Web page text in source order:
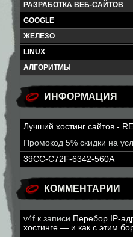
РАЗРАБОТКА ВЕБ-САЙТОВ
GOOGLE
ЖЕЛЕЗО
LINUX
АЛГОРИТМЫ
ИНФОРМАЦИЯ
Лучший хостинг сайтов -
Промокод 5% скидки на
39CC-C72F-6342-560A
КОММЕНТАРИИ
v4f к записи Перебор IP-
хостинге — и как с этим